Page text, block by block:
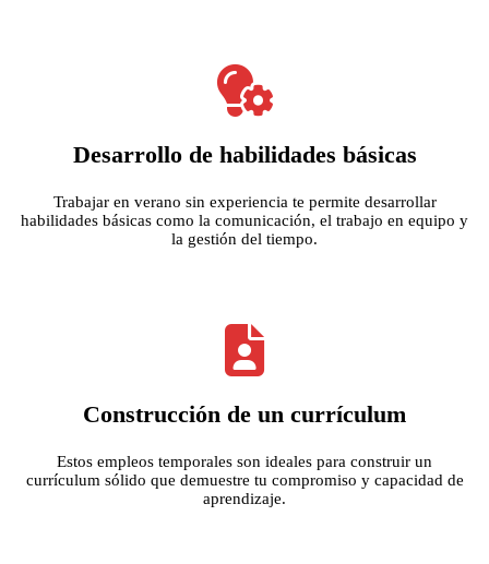
Desarrollo de habilidades básicas
Trabajar en verano sin experiencia te permite desarrollar
habilidades básicas como la comunicación, el trabajo en equipo y
la gestión del tiempo.
Construcción de un currículum
Estos empleos temporales son ideales para construir un
currículum sólido que demuestre tu compromiso y capacidad de
aprendizaje.